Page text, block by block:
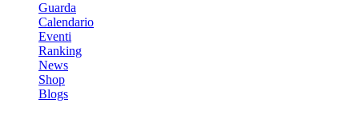
Guarda
Calendario
Eventi
Ranking
News
Shop
Blogs